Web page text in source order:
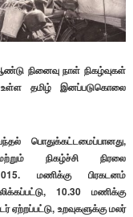
நினைவு நாள் நிகழ்வுகள்
உள்ள தமிழ் இனப்படுகொலை
பொதுக்கட்டமைப்பானது,
நிகழ்ச்சி நிரலை
மணிக்கு பிரகடனம்
10.30 மணிக்கு
உறவுகளுக்கு மலர்